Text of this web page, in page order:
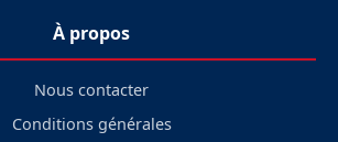
À propos
Nous contacter
Conditions générales